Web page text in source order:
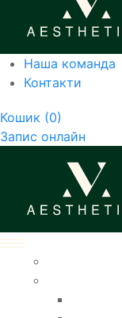
Наша команда
Контакти
Кошик (0)
Запис онлайн